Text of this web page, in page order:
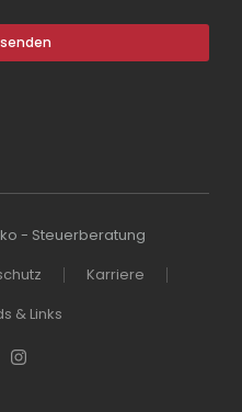
- Steuerberatung
Karriere
& Links